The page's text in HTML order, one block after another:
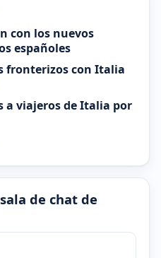
con los nuevos
españoles
fronterizos con Italia
a viajeros de Italia por
de chat de